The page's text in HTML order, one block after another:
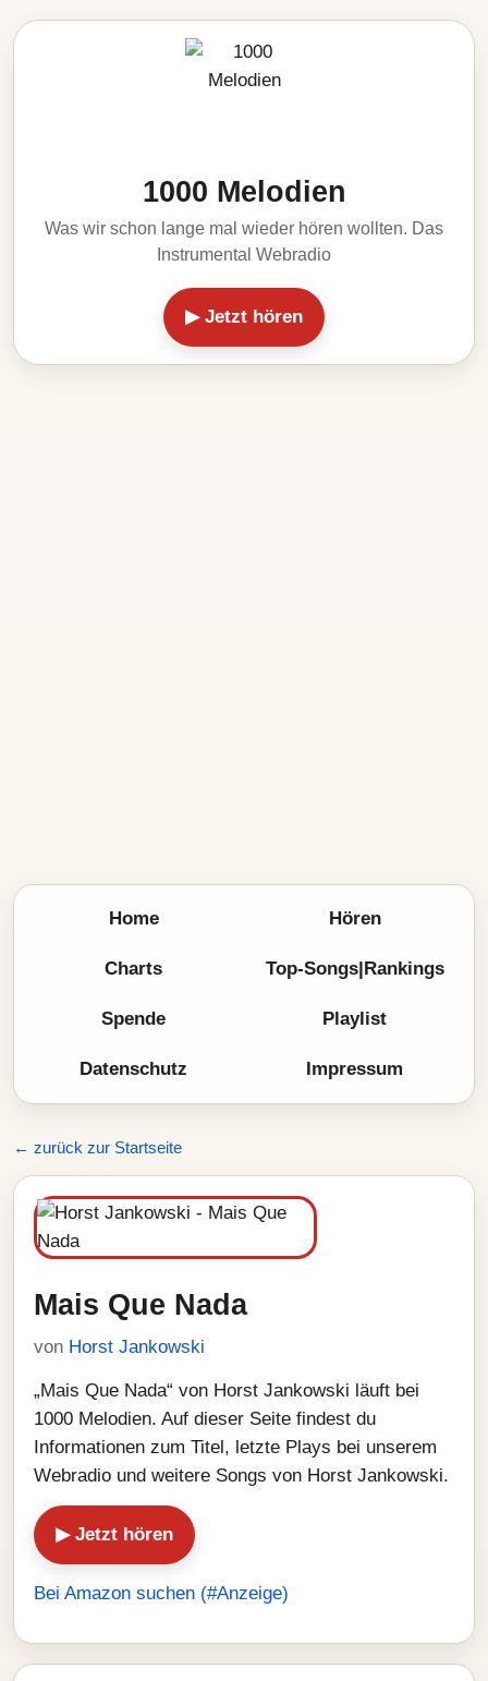
1000 Melodien
Was wir schon lange mal wieder hören wollten. Das
Instrumental Webradio
▶ Jetzt hören
Home Hören
Charts Top-Songs|Rankings
Spende Playlist
Datenschutz Impressum
← zurück zur Startseite
Mais Que Nada
von Horst Jankowski
„Mais Que Nada“ von Horst Jankowski läuft bei
1000 Melodien. Auf dieser Seite findest du
Informationen zum Titel, letzte Plays bei unserem
Webradio und weitere Songs von Horst Jankowski.
▶ Jetzt hören
Bei Amazon suchen (#Anzeige)